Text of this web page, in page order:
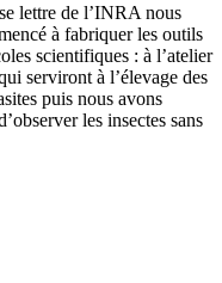
lettre de l’INRA nous
à fabriquer les outils
scientifiques : à l’atelier
serviront à l’élevage des
puis nous avons
les insectes sans